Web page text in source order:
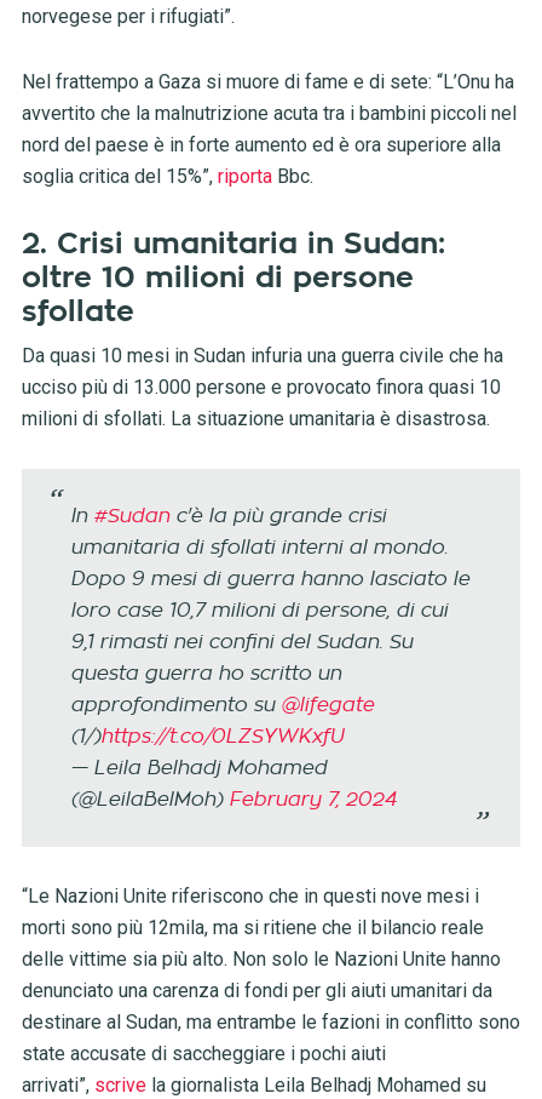
norvegese per i rifugiati”.
Nel frattempo a Gaza si muore di fame e di sete: “L’Onu ha
avvertito che la malnutrizione acuta tra i bambini piccoli nel
nord del paese è in forte aumento ed è ora superiore alla
soglia critica del 15%”, riportaBbc.
2. Crisi umanitaria in Sudan:
oltre 10 milioni di persone
sfollate
Da quasi 10 mesi in Sudan infuria una guerra civile che ha
ucciso più di 13.000 persone e provocato finora quasi 10
milioni di sfollati. La situazione umanitaria è disastrosa.
In #Sudanc'è la più grande crisi
umanitaria di sfollati interni al mondo.
Dopo 9 mesi di guerra hanno lasciato le
loro case 10,7 milioni di persone, di cui
9,1 rimasti nei confini del Sudan. Su
questa guerra ho scritto un
approfondimento su @lifegate
(1/)https://t.co/0LZSYWKxfU
— Leila Belhadj Mohamed
(@LeilaBelMoh) February 7, 2024
“Le Nazioni Unite riferiscono che in questi nove mesi i
morti sono più 12mila, ma si ritiene che il bilancio reale
delle vittime sia più alto. Non solo le Nazioni Unite hanno
denunciato una carenza di fondi per gli aiuti umanitari da
destinare al Sudan, ma entrambe le fazioni in conflitto sono
state accusate di saccheggiare i pochi aiuti
arrivati”, scrivela giornalista Leila Belhadj Mohamed su